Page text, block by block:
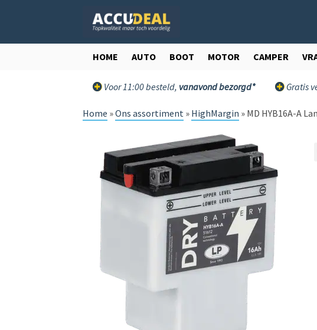
door
direct
HOME AUTO BOOT MOTOR CAMPER
Voor 11:00 besteld, vanavond bezorgd* Gratis
Home »Ons assortiment » HighMargin » MD HYB16A-A